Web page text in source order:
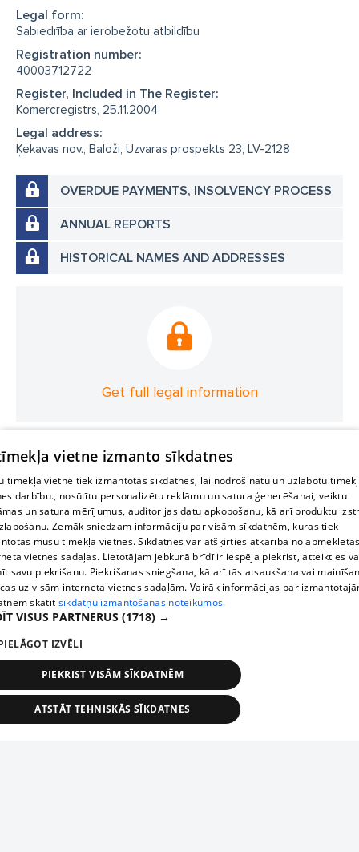
Legal form:
Sabiedrība ar ierobežotu atbildību
Registration number:
40003712722
Register, Included in The Register:
Komercreģistrs, 25.11.2004
Legal address:
Ķekavas nov., Baloži, Uzvaras prospekts 23, LV-2128
OVERDUE PAYMENTS, INSOLVENCY PROCESS
ANNUAL REPORTS
HISTORICAL NAMES AND ADDRESSES
Get full legal information
vietne izmanto sīkdatnes
tīmekļa vietnē tiek izmantotas sīkdatnes, lai nodrošinātu un uzlabotu
darbību., nosūtītu personalizētu reklāmu un satura ģenerēšanai, veiktu
un satura mērījumus, auditorijas datu apkopošanu, kā arī produktu
Zemāk sniedzam informāciju par visām sīkdatnēm, kuras tiek
mūsu tīmekļa vietnēs. Sīkdatnes var atšķirties atkarībā no
vietnes sadaļas. Lietotājam jebkurā brīdī ir iespēja piekrist, atteikties
savu piekrišanu. Piekrišanas sniegšana, kā arī tās atsaukšana vai
uz visām interneta vietnes sadaļām. Vairāk informācijas par
skatīt sīkdatņu izmantošanas noteikumos.
VISUS PARTNERUS (1718) →
IZVĒLI
PIEKRIST VISĀM SĪKDATNĒM
ATSTĀT TEHNISKĀS SĪKDATNES